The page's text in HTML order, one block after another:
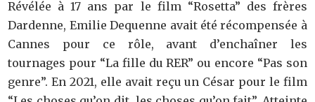
Révélée à 17 ans par le film “Rosetta” des frères
Dardenne, Emilie Dequenne avait été récompensée à
Cannes pour ce rôle, avant d’enchaîner les
tournages pour “La fille du RER” ou encore “Pas son
genre”. En 2021, elle avait reçu un César pour le film